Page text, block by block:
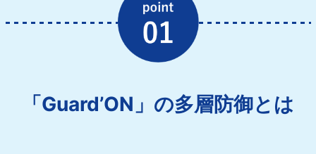
「Guard’ON」の多層防御とは